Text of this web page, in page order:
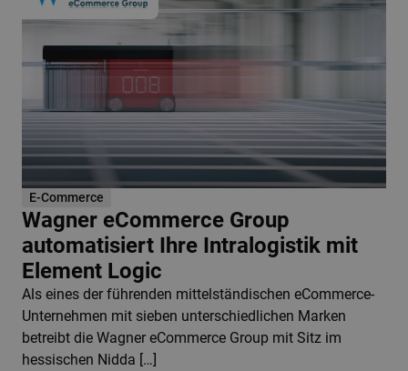
E-Commerce
Wagner eCommerce Group
automatisiert Ihre Intralogistik mit
Element Logic
Als eines der führenden mittelständischen eCommerce-
Unternehmen mit sieben unterschiedlichen Marken
betreibt die Wagner eCommerce Group mit Sitz im
hessischen Nidda […]